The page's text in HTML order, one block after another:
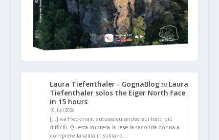
Laura Tiefenthaler - GognaBlogzu Laura
Tiefenthaler solos the Eiger North Face
in 15 hours
10. Juli 2026
[…] via Heckmair, autoassicurandosi sui tratti più
difficili. Questa impresa la rese la seconda donna a
compiere la salita in solitaria…